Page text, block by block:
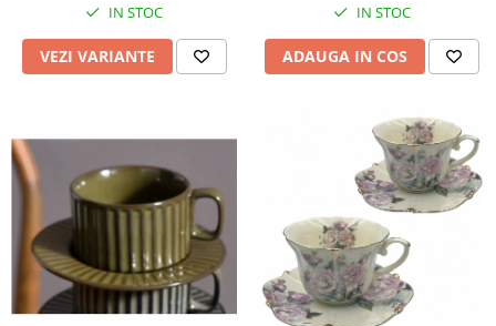
IN STOC
VEZI VARIANTE
IN STOC
ADAUGA IN COS